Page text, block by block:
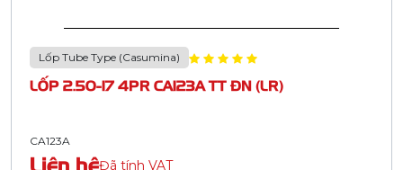
Lốp Tube Type (Casumina)
LỐP 2.50-17 4PR CA123A TT ĐN (LR)
CA123A
Đã tính VAT